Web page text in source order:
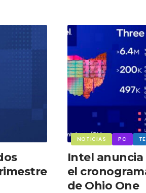
NOTICIAS PC
Intel anuncia
el
de Ohio One